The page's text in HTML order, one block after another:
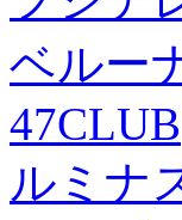
ベルー
47CLUB
ルミナ